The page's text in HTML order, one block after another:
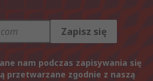
Zapisz się
nam podczas zapisywania się
przetwarzane zgodnie z naszą